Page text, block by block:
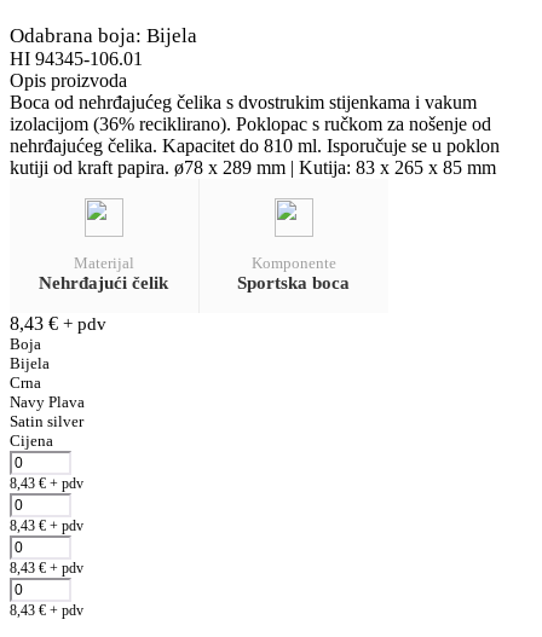
Odabrana boja: Bijela
HI 94345-106.01
Opis proizvoda
Boca od nehrđajućeg čelika s dvostrukim stijenkama i vakum
izolacijom (36% reciklirano). Poklopac s ručkom za nošenje od
nehrđajućeg čelika. Kapacitet do 810 ml. Isporučuje se u poklon
kutiji od kraft papira. ø78 x 289 mm | Kutija: 83 x 265 x 85 mm
Materijal
Nehrđajući čelik
Komponente
Sportska boca
8,43 € + pdv
Boja
Bijela
Crna
Navy Plava
Satin silver
Cijena
8,43 € + pdv
8,43 € + pdv
8,43 € + pdv
8,43 € + pdv